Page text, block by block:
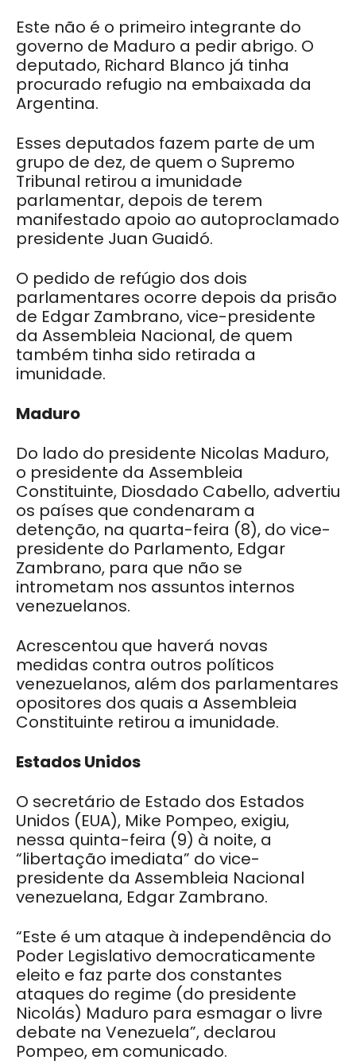
Este não é o primeiro integrante do
governo de Maduro a pedir abrigo. O
deputado, Richard Blanco já tinha
procurado refugio na embaixada da
Argentina.
Esses deputados fazem parte de um
grupo de dez, de quem o Supremo
Tribunal retirou a imunidade
parlamentar, depois de terem
manifestado apoio ao autoproclamado
presidente Juan Guaidó.
O pedido de refúgio dos dois
parlamentares ocorre depois da prisão
de Edgar Zambrano, vice-presidente
da Assembleia Nacional, de quem
também tinha sido retirada a
imunidade.
Maduro
Do lado do presidente Nicolas Maduro,
o presidente da Assembleia
Constituinte, Diosdado Cabello, advertiu
os países que condenaram a
detenção, na quarta-feira (8), do vice-
presidente do Parlamento, Edgar
Zambrano, para que não se
intrometam nos assuntos internos
venezuelanos.
Acrescentou que haverá novas
medidas contra outros políticos
venezuelanos, além dos parlamentares
opositores dos quais a Assembleia
Constituinte retirou a imunidade.
Estados Unidos
O secretário de Estado dos Estados
Unidos (EUA), Mike Pompeo, exigiu,
nessa quinta-feira (9) à noite, a
“libertação imediata” do vice-
presidente da Assembleia Nacional
venezuelana, Edgar Zambrano.
“Este é um ataque à independência do
Poder Legislativo democraticamente
eleito e faz parte dos constantes
ataques do regime (do presidente
Nicolás) Maduro para esmagar o livre
debate na Venezuela”, declarou
Pompeo, em comunicado.